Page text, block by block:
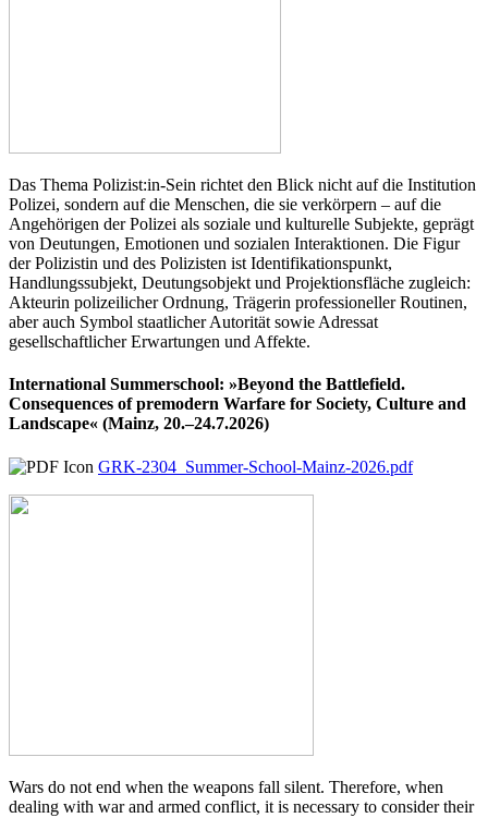
Das Thema Polizist:in-Sein richtet den Blick nicht auf die Institution
Polizei, sondern auf die Menschen, die sie verkörpern – auf die
Angehörigen der Polizei als soziale und kulturelle Subjekte, geprägt
von Deutungen, Emotionen und sozialen Interaktionen. Die Figur
der Polizistin und des Polizisten ist Identifikationspunkt,
Handlungssubjekt, Deutungsobjekt und Projektionsfläche zugleich:
Akteurin polizeilicher Ordnung, Trägerin professioneller Routinen,
aber auch Symbol staatlicher Autorität sowie Adressat
gesellschaftlicher Erwartungen und Affekte.
International Summerschool: »Beyond the Battlefield.
Consequences of premodern Warfare for Society, Culture and
Landscape« (Mainz, 20.–24.7.2026)
GRK-2304_Summer-School-Mainz-2026.pdf
Wars do not end when the weapons fall silent. Therefore, when
dealing with war and armed conflict, it is necessary to consider their